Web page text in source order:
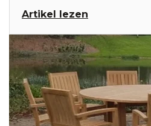
zo'n veelzijdige buitenruimte?
Artikel lezen